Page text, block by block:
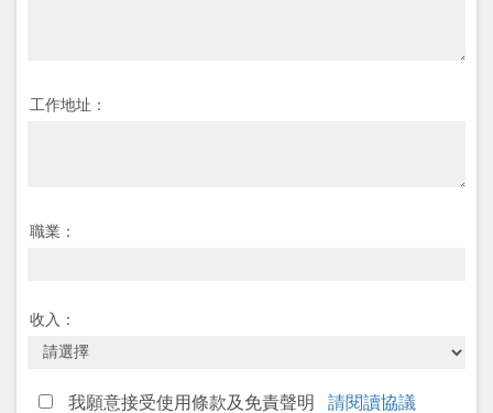
工作地址：
職業：
收入：
我願意接受使用條款及免責聲明 請閱讀協議